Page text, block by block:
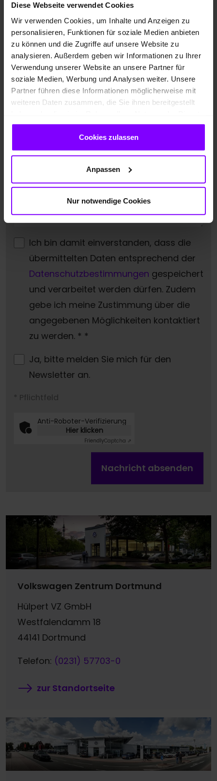
Diese Webseite verwendet Cookies
Wir verwenden Cookies, um Inhalte und Anzeigen zu
personalisieren, Funktionen für soziale Medien anbieten
zu können und die Zugriffe auf unsere Website zu
analysieren. Außerdem geben wir Informationen zu Ihrer
Verwendung unserer Website an unsere Partner für
soziale Medien, Werbung und Analysen weiter. Unsere
Partner führen diese Informationen möglicherweise mit
weiteren Daten zusammen, die Sie ihnen bereitgestellt
gesammelt haben.
Cookies zulassen
Anpassen
Nur notwendige Cookies
Nachname*
Telefonnummer*
Ihre Nachricht*
Ich bin damit einverstanden, dass die
übermittelten Daten entsprechend der
Datenschutzbestimmungen gespeichert
und verarbeitet werden dürfen. Zudem
gebe ich meine Zustimmung über die
angegebenen Möglichkeiten kontaktiert
zu werden. * *
Ja, bitte melden Sie mich für den
Newsletter an.
* Pflichtfeld
Anti-Roboter-Verifizierung
Hier klicken
FriendlyCaptcha ⇗
Nachricht absenden
Volkswagen Zentrum Dortmund
Hülpert VZ GmbH
Westfalendamm 18
44141 Dortmund
Telefon: (0231) 57703-0
zur Standortseite